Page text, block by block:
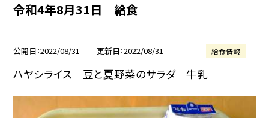
令和4年8月31日 給食
公開日 2022/08/31 更新日 2022/08/31 給食情報
ハヤシライス 豆と夏野菜のサラダ 牛乳